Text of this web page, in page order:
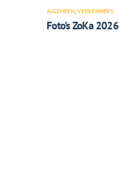
ALGEMEEN ,VERKENNERS
Foto’s ZoKa 2026